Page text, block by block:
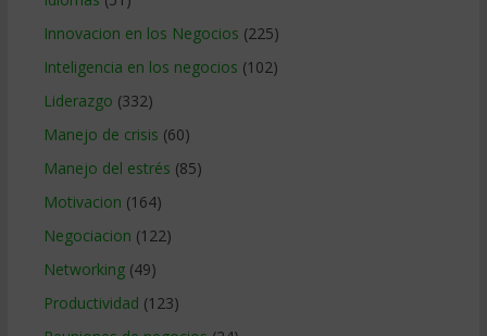
Innovacion en los Negocios (225)
Inteligencia en los negocios (102)
Liderazgo (332)
Manejo de crisis (60)
Manejo del estrés (85)
Motivacion (164)
Negociacion (122)
Networking(49)
Productividad (123)